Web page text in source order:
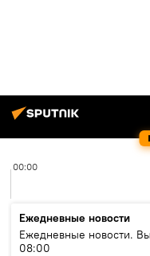
00:00
Ежедневные новости
Ежедневные новости.
08:00